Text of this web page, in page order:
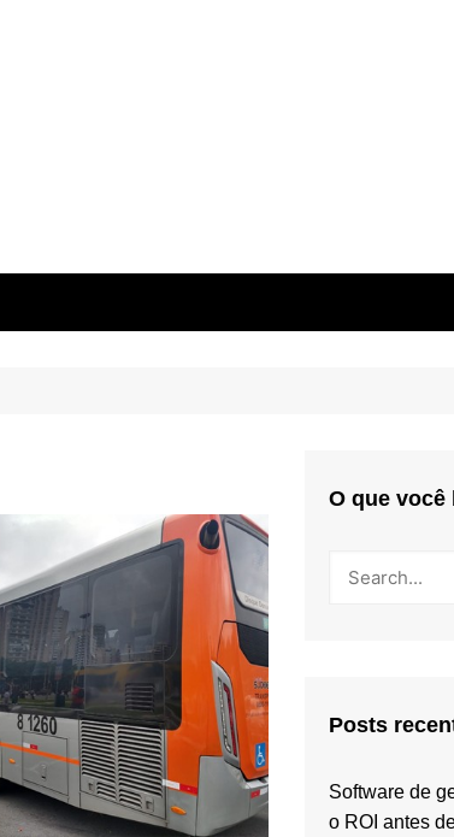
O que você
Posts
Software de
o ROI antes